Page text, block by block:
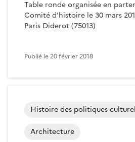
Table ronde organisée en
Comité d'histoire le 30 mars
Paris Diderot (75013)
Publié le20 février 2018
Histoire des politiques
Architecture